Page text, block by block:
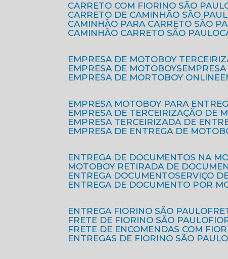
CARRETO COM FIORINO SÃO
CARRETO DE CAMINHÃO SÃO
CAMINHÃO PARA CARRETO SÃO
CAMINHÃO CARRETO SÃO PAULO
EMPRESA DE MOTOBOY
EMPRESA DE MOTOBOYS
EMPRESA DE MORTOBOY ONLINE
EMPRESA MOTOBOY PARA
EMPRESA DE TERCEIRIZAÇÃO DE
EMPRESA TERCEIRIZADA DE
EMPRESA DE ENTREGA DE
ENTREGA DE DOCUMENTOS NA
MOTOBOY RETIRADA DE
ENTREGA DOCUMENTO
SERVIÇO
ENTREGA DE DOCUMENTO POR
ENTREGA FIORINO SÃO PAULO
FRETE DE FIORINO SÃO PAULO
FRETE DE ENCOMENDAS COM
ENTREGAS DE FIORINO SÃO PAULO